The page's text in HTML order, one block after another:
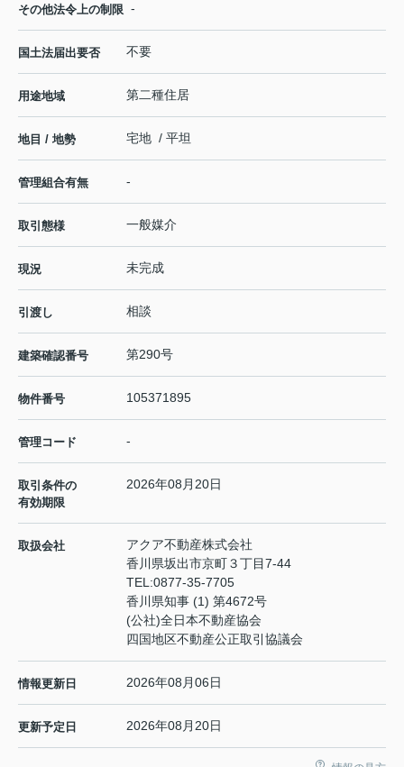
その他法令上の制限 -
国土法届出要否 不要
用途地域 第二種住居
地目 / 地勢 宅地 / 平坦
管理組合有無 -
取引態様 一般媒介
現況 未完成
引渡し 相談
建築確認番号 第290号
物件番号 105371895
管理コード -
取引条件の
有効期限
2026年08月20日
取扱会社
アクア不動産株式会社
香川県坂出市京町３丁目7-44
TEL:0877-35-7705
香川県知事 (1) 第4672号
(公社)全日本不動産協会
四国地区不動産公正取引協議会
情報更新日 2026年08月06日
更新予定日 2026年08月20日